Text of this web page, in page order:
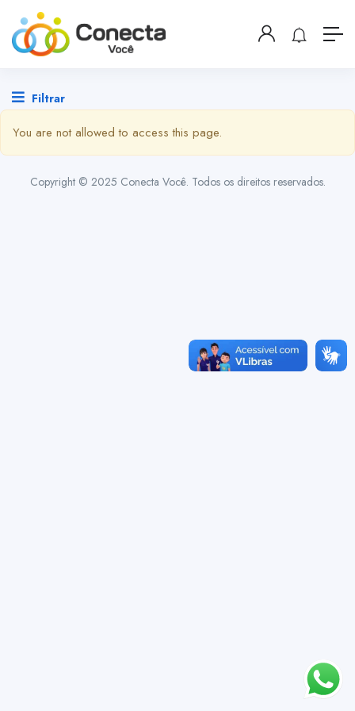
Filtrar
You are not allowed to access this page.
Copyright © 2025 Conecta Você. Todos os direitos reservados.